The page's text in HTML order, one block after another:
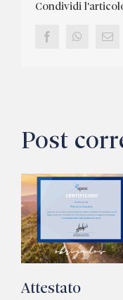
Condividi
FacebookWhatsApp
Post
Attestato